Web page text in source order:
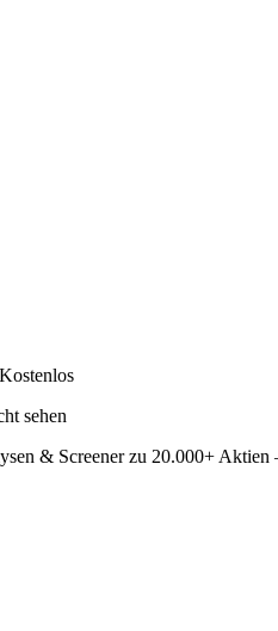
Kostenlos
sehen
& Screener zu 20.000+